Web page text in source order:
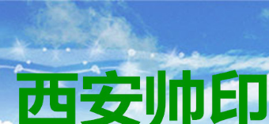
污泥工程
联系我们